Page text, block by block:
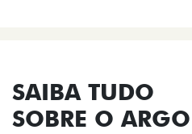
SAIBA TUDO
SOBRE O ARGO